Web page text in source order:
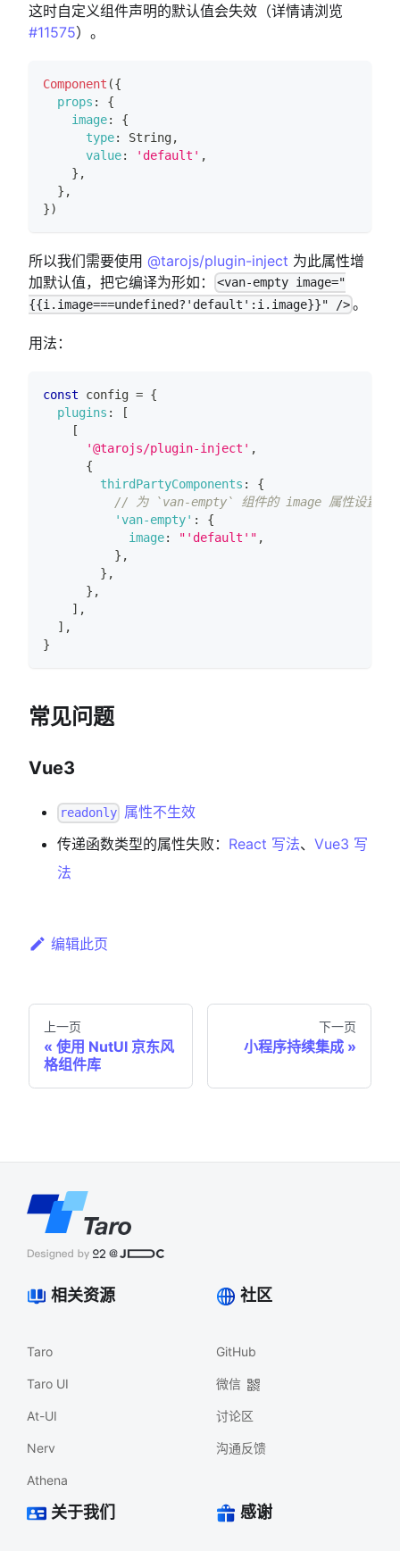
这时自定义组件声明的默认值会失效（详情请浏览
#11575）。
Component ({
props :
{
image:
{
type: String,
value: 'default' ,
} ,
} ,
})
所以我们需要使用 @tarojs/plugin-inject 为此属性增
加默认值，把它编译为形如：
<van-empty image="
{{i.image===undefined?'default':i.image}}" />。
用法：
const config = {
plugins :
[
[
'@tarojs/plugin-inject' ,
{
thirdPartyComponents :
{
// 为 `van-empty` 组件的 image 属性设置
'van-empty' :
{
image: "'default'" ,
} ,
} ,
} ,
] ,
] ,
}
常见问题
Vue3
readonly 属性不生效
传递函数类型的属性失败： React 写法、 Vue3 写
法
编辑此页
上一页
使用 NutUI 京东风
格组件库
下一页
小程序持续集成
相关资源
Taro
Taro UI
At-UI
Nerv
Athena
社区
GitHub
微信
讨论区
沟通反馈
关于我们 感谢